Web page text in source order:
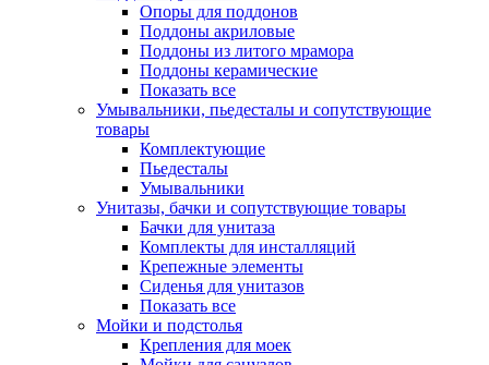
Опоры для поддонов
Поддоны акриловые
Поддоны из литого мрамора
Поддоны керамические
Показать все
Умывальники, пьедесталы и сопутствующие
товары
Комплектующие
Пьедесталы
Умывальники
Унитазы, бачки и сопутствующие товары
Бачки для унитаза
Комплекты для инсталляций
Крепежные элементы
Сиденья для унитазов
Показать все
Мойки и подстолья
Крепления для моек